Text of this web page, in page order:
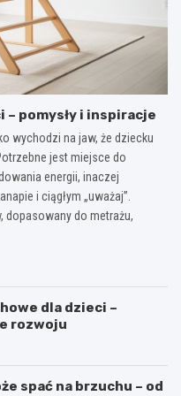
– pomysły i inspiracje
wychodzi na jaw, że dziecku
jest miejsce do
energii, inaczej
i ciągłym „uważaj”.
dopasowany do metrażu,
dla dzieci –
rozwoju
spać na brzuchu – od